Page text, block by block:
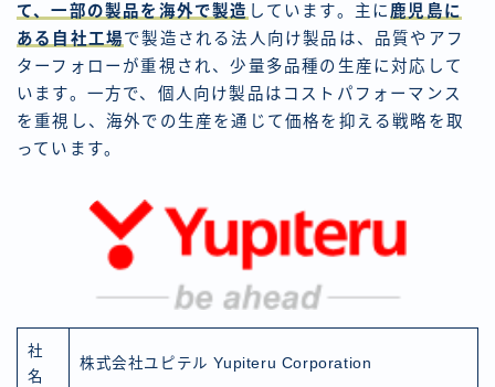
て、一部の製品を海外で製造 しています。主に 鹿児島に
ある自社工場で製造される法人向け製品は、品質やアフ
ターフォローが重視され、少量多品種の生産に対応して
います。一方で、個人向け製品はコストパフォーマンス
を重視し、海外での生産を通じて価格を抑える戦略を取
っています。
社
名
株式会社ユピテル Yupiteru Corporation